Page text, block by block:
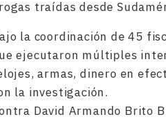
traídas desde
la coordinación de 45
ejecutaron múltiples
armas, dinero en
la investigación.
David Armando Brito